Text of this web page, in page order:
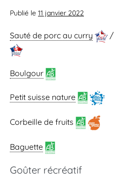
Publié le 11 janvier 2022
Sauté de porc au curry /
Boulgour
Petit suisse nature
Corbeille de fruits
Baguette
Goûter récréatif